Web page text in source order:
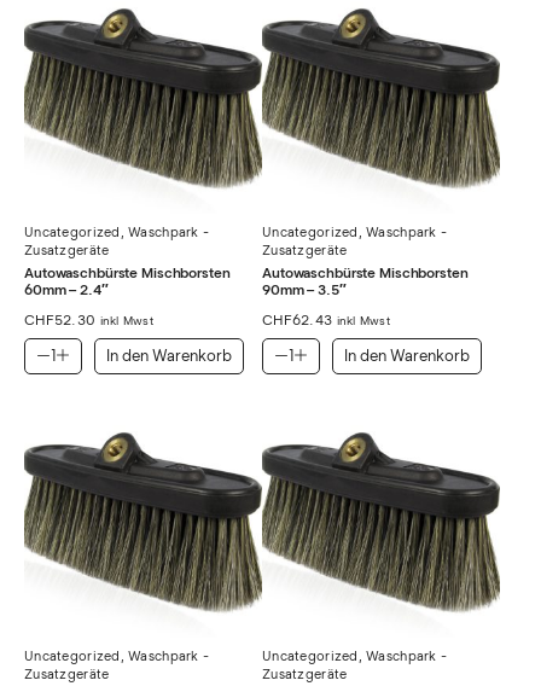
Uncategorized ,Waschpark -
Zusatzgeräte
Autowaschbürste Mischborsten
60mm – 2.4″
CHF52.30 inkl Mwst
In den Warenkorb
Uncategorized ,Waschpark -
Zusatzgeräte
Autowaschbürste Mischborsten
90mm – 3.5″
CHF62.43 inkl Mwst
In den Warenkorb
Uncategorized ,Waschpark -
Zusatzgeräte
Uncategorized ,Waschpark -
Zusatzgeräte